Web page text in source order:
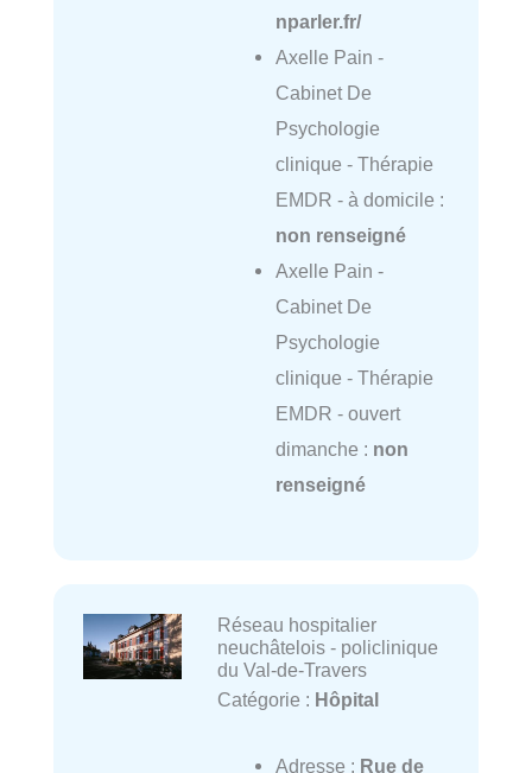
nparler.fr/
Axelle Pain -
Cabinet De
Psychologie
clinique - Thérapie
EMDR - à domicile :
non renseigné
Axelle Pain -
Cabinet De
Psychologie
clinique - Thérapie
EMDR - ouvert
dimanche : non
renseigné
Réseau hospitalier
neuchâtelois - policlinique
du Val-de-Travers
Catégorie : Hôpital
Adresse : Rue de